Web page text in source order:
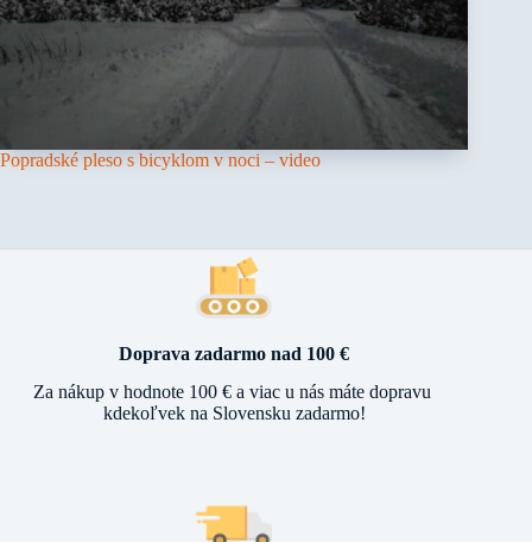
Popradské pleso s bicyklom v noci – video
Doprava zadarmo nad 100 €
Za nákup v hodnote 100 € a viac u nás máte dopravu
kdekoľvek na Slovensku zadarmo!